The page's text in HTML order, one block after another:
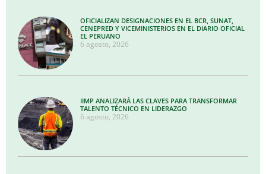
OFICIALIZAN DESIGNACIONES EN EL BCR, SUNAT,
CENEPRED Y VICEMINISTERIOS EN EL DIARIO OFICIAL
EL PERUANO
6 agosto, 2026
IIMP ANALIZARÁ LAS CLAVES PARA TRANSFORMAR
TALENTO TÉCNICO EN LIDERAZGO
6 agosto, 2026